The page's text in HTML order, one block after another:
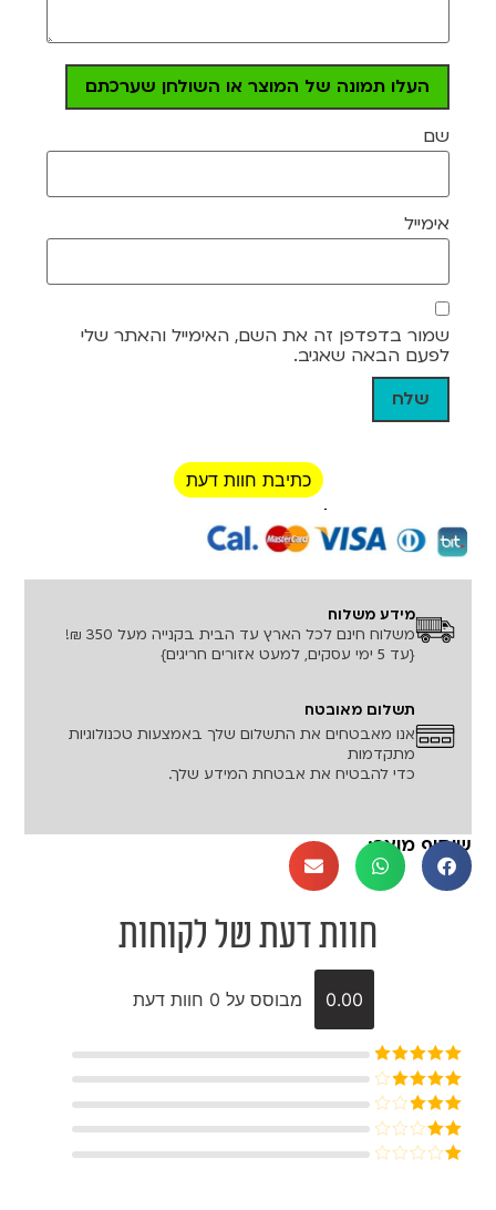
העלו תמונה של המוצר או השולחן שערכתם
שם
אימייל
שמור בדפדפן זה את השם, האימייל והאתר שלי
לפעם הבאה שאגיב.
כתיבת חוות דעת
רכישה מאובטחת!
מידע משלוח
משלוח חינם לכל הארץ עד הבית בקנייה מעל 350 ₪!
{עד 5 ימי עסקים, למעט אזורים חריגים}
תשלום מאובטח
אנו מאבטחים את התשלום שלך באמצעות טכנולוגיות
מתקדמות
כדי להבטיח את אבטחת המידע שלך.
שיתוף מוצר:
חוות דעת של לקוחות
0.00 מבוסס על 0 חוות דעת
דורג5מתוך
5
דורג4
דורג3
מתוך 5
דורג